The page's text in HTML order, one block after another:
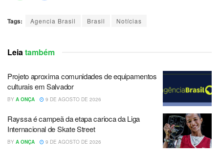
Tags: Agencia Brasil Brasil Notícias
Leiatambém
Projeto aproxima comunidades de equipamentos
culturais em Salvador
BY A ONÇA 9 DE AGOSTO DE 2026
Rayssa é campeã da etapa carioca da Liga
Internacional de Skate Street
BY A ONÇA 9 DE AGOSTO DE 2026